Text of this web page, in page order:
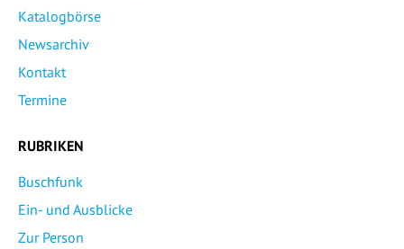
Katalogbörse
Newsarchiv
Kontakt
Termine
RUBRIKEN
Buschfunk
Ein- und Ausblicke
Zur Person